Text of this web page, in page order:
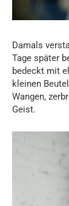
Damals
Tage später
bedeckt mit
kleinen
Wangen,
Geist.